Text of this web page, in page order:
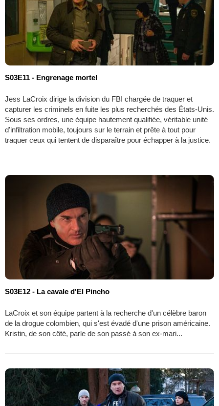
S03E11 - Engrenage mortel
Jess LaCroix dirige la division du FBI chargée de traquer et
capturer les criminels en fuite les plus recherchés des États-Unis.
Sous ses ordres, une équipe hautement qualifiée, véritable unité
d'infiltration mobile, toujours sur le terrain et prête à tout pour
traquer ceux qui tentent de disparaître pour échapper à la justice.
S03E12 - La cavale d'El Pincho
LaCroix et son équipe partent à la recherche d'un célèbre baron
de la drogue colombien, qui s'est évadé d'une prison américaine.
Kristin, de son côté, parle de son passé à son ex-mari...